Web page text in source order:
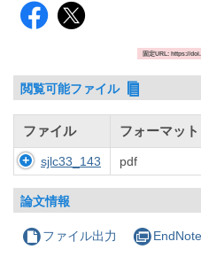
固定URL: https://
閲覧可能ファイル
ファイル フォーマット
sjlc33_143 pdf
論文情報
ファイル出力